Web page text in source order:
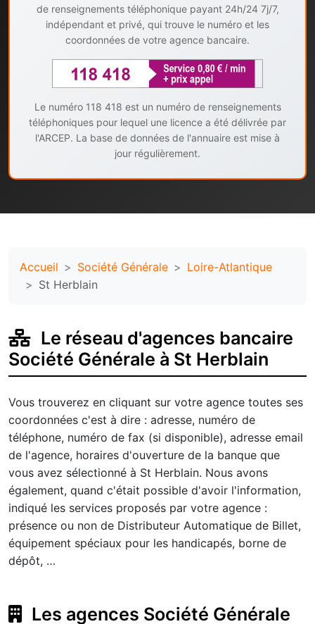
de renseignements téléphonique payant 24h/24 7j/7,
indépendant et privé, qui trouve le numéro et les
coordonnées de votre agence bancaire.
Le numéro 118 418 est un numéro de renseignements
téléphoniques pour lequel une licence a été délivrée par
l'ARCEP. La base de données de l'annuaire est mise à
jour régulièrement.
Accueil Société Générale
Loire-Atlantique
St Herblain
Le réseau d'agences bancaire
Société Générale à St Herblain
Vous trouverez en cliquant sur votre agence toutes ses
coordonnées c'est à dire : adresse, numéro de
téléphone, numéro de fax (si disponible), adresse email
de l'agence, horaires d'ouverture de la banque que
vous avez sélectionné à St Herblain. Nous avons
également, quand c'était possible d'avoir l'information,
indiqué les services proposés par votre agence :
présence ou non de Distributeur Automatique de Billet,
équipement spéciaux pour les handicapés, borne de
dépôt, …
Les agences Société Générale